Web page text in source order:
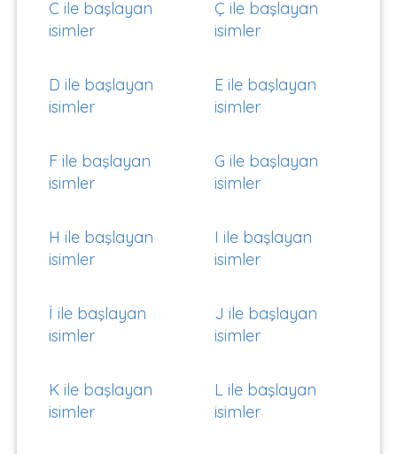
C ile başlayan
isimler
Ç ile başlayan
isimler
D ile başlayan
isimler
E ile başlayan
isimler
F ile başlayan
isimler
G ile başlayan
isimler
H ile başlayan
isimler
I ile başlayan
isimler
İ ile başlayan
isimler
J ile başlayan
isimler
K ile başlayan
isimler
L ile başlayan
isimler